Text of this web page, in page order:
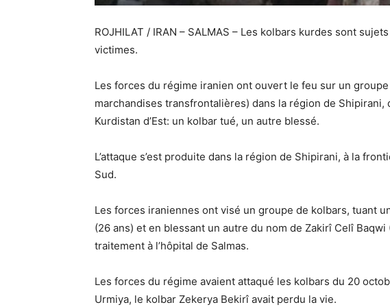
ROJHILAT / IRAN – SALMAS – Les kolbars kurdes sont
victimes.
Les forces du régime iranien ont ouvert le feu sur un
marchandises transfrontalières) dans la région de Shipirani,
Kurdistan d’Est: un kolbar tué, un autre blessé.
L’attaque s’est produite dans la région de Shipirani, à la
Sud.
Les forces iraniennes ont visé un groupe de kolbars, tuant
(26 ans) et en blessant un autre du nom de Zakirî Celî
traitement à l’hôpital de Salmas.
Les forces du régime avaient attaqué les kolbars du 20
Urmiya, le kolbar Zekerya Bekirî avait perdu la vie.